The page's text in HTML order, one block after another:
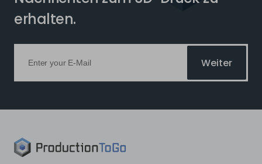
erhalten.
Weiter